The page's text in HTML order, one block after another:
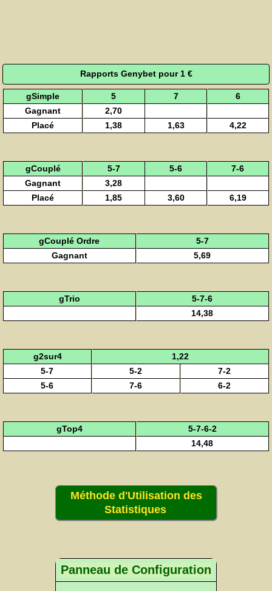
Rapports Genybet pour 1 €
gSimple 5 7
6
Gagnant
2,70
Placé
1,38 1,63 4,22
gCouplé 5-7 5-6
7-6
Gagnant
3,28
Placé
1,85 3,60 6,19
gCouplé Ordre
5-7
Gagnant
5,69
gTrio
5-7-6
14,38
g2sur4
1,22
5-7
5-2
7-2
5-6
7-6 6-2
gTop4
5-7-6-2
14,48
Méthode d'Utilisation des
Statistiques
Panneau de Configuration